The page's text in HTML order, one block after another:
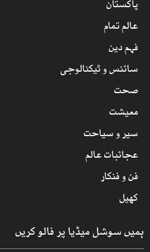
پاکستان
عالم تمام
فہم دین
سائنس و ٹیکنالوجی
صحت
معیشت
سیر و سیاحت
عجائبات عالم
فن و فنکار
کھیل
ہمیں سوشل میڈیا پر فالو کریں